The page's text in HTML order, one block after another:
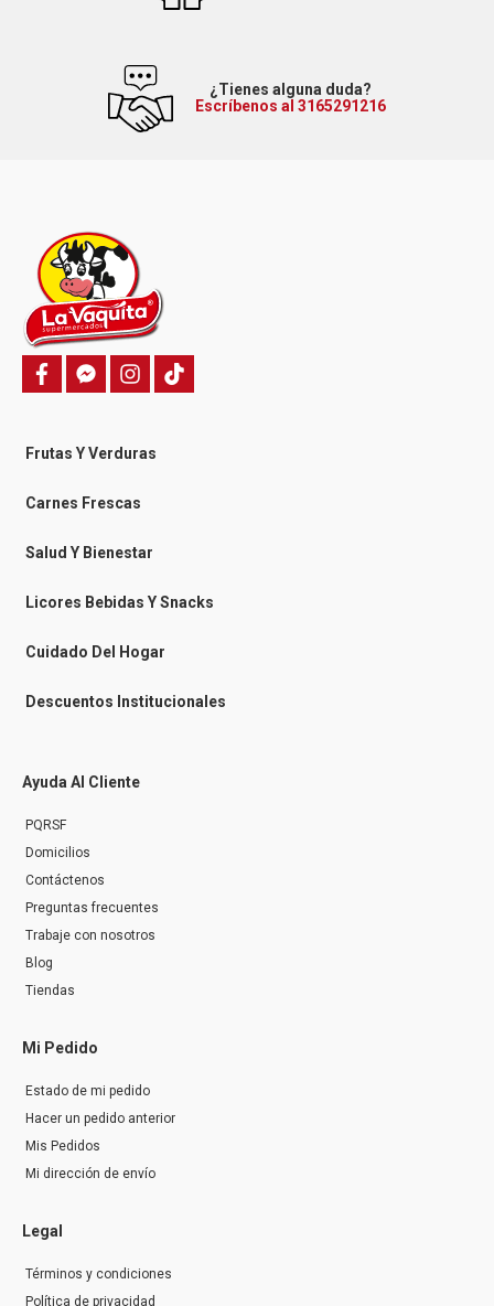
¿Tienes alguna duda?
Escríbenos al 3165291216
f
a
b
o
f
a
b
o
-
s
s
n
g
r
i
n
g
m
T
i
Frutas Y Verduras
Carnes Frescas
Salud Y Bienestar
Licores Bebidas Y Snacks
Cuidado Del Hogar
Descuentos Institucionales
Ayuda Al Cliente
PQRSF
Domicilios
Contáctenos
Preguntas frecuentes
Trabaje con nosotros
Blog
Tiendas
Mi Pedido
Estado de mi pedido
Hacer un pedido anterior
Mis Pedidos
Mi dirección de envío
Legal
Términos y condiciones
Política de privacidad